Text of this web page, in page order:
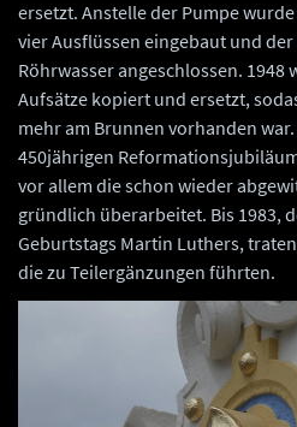
ersetzt. Anstelle der Pumpe
vier Ausflüssen eingebaut und
Röhrwasser angeschlossen. 1948
Aufsätze kopiert und ersetzt,
mehr am Brunnen vorhanden
450jährigen
vor allem die schon wieder
gründlich überarbeitet. Bis 1983,
Geburtstags Martin Luthers,
die zu Teilergänzungen führten.